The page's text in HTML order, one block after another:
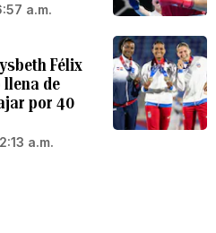
a.m.
Félix
llena de
por 40
a.m.